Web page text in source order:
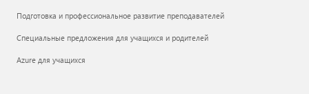
Подготовка и профессиональное развитие преподавателей
Специальные предложения для учащихся и родителей
Azure для учащихся